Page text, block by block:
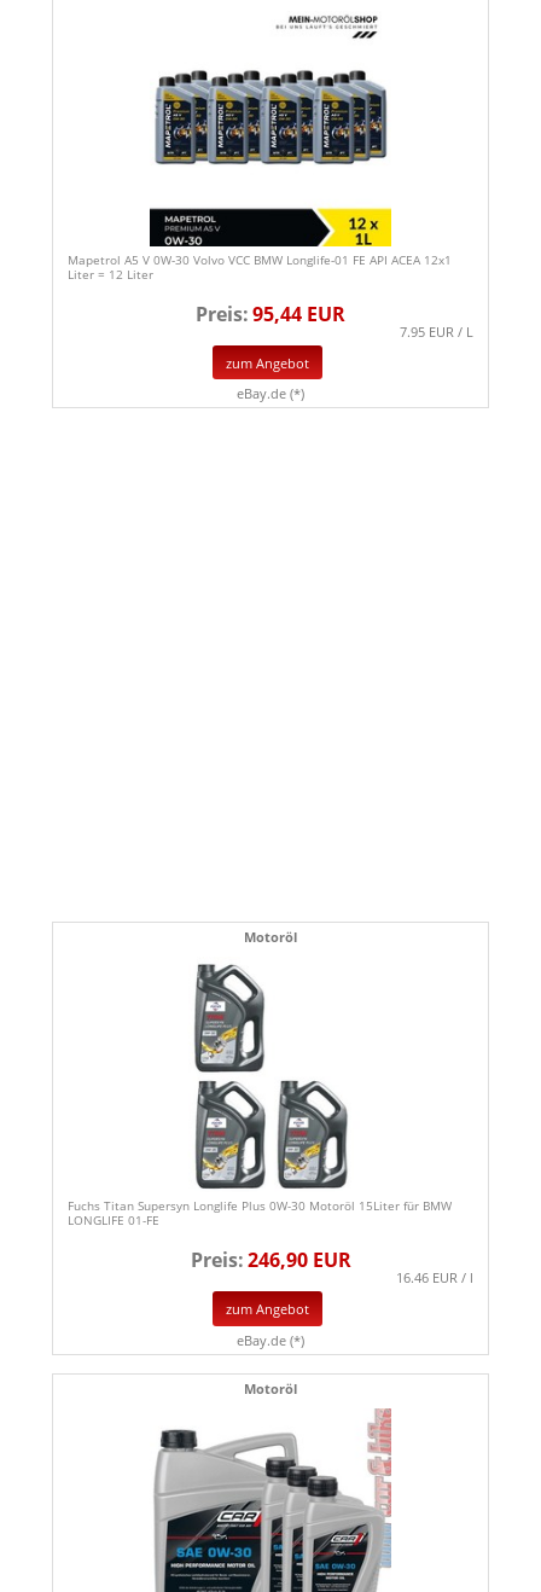
Mapetrol A5 V 0W-30 Volvo VCC BMW Longlife-01 FE API ACEA 12x1
Liter = 12 Liter
Preis:95,44 EUR
7.95 EUR / L
zum Angebot
eBay.de (*)
Motoröl
Fuchs Titan Supersyn Longlife Plus 0W-30 Motoröl 15Liter für BMW
LONGLIFE 01-FE
Preis:246,90 EUR
16.46 EUR / l
zum Angebot
eBay.de (*)
Motoröl